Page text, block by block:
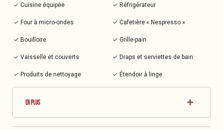
✓ Cuisine équipée ✓ Réfrigérateur
✓ Four à micro-ondes ✓ Cafetière « Nespresso »
✓ Bouilloire ✓ Grille-pain
✓ Vaisselle et couverts ✓ Draps et serviettes de bain
✓ Produits de nettoyage ✓ Étendoir à linge
EN PLUS